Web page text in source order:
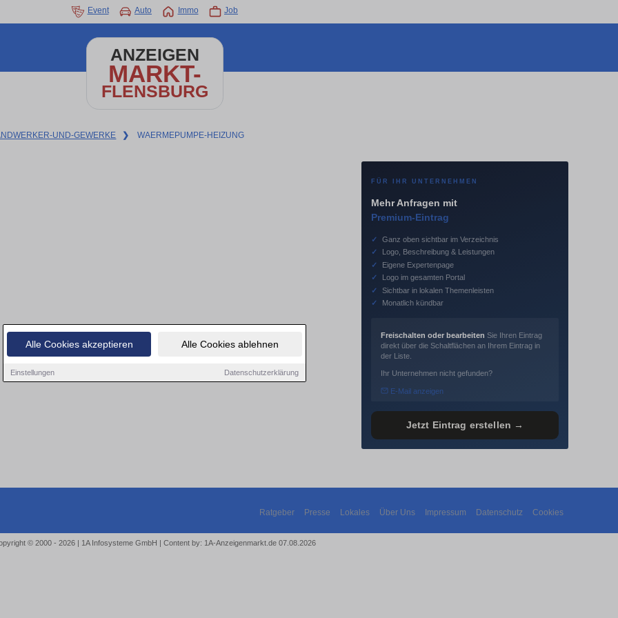
Alle Cookies akzeptieren Alle Cookies ablehnen
Einstellungen Datenschutzerklärung
Event Auto Immo Job
ANZEIGEN
MARKT-
FLENSBURG
UND-GEWERKE ❯ WAERMEPUMPE-HEIZUNG
FÜR IHR UNTERNEHMEN
Mehr Anfragen mit
Premium-Eintrag
✓
Ganz oben sichtbar im Verzeichnis
✓
Logo, Beschreibung & Leistungen
✓
Eigene Expertenpage
✓
Logo im gesamten Portal
✓
Sichtbar in lokalen Themenleisten
✓
Monatlich kündbar
Freischalten oder bearbeiten Sie Ihren Eintrag
direkt über die Schaltflächen an Ihrem Eintrag in
der Liste.
Ihr Unternehmen nicht gefunden?
E-Mail anzeigen
Jetzt Eintrag erstellen →
Ratgeber Presse Lokales Über Uns Impressum Datenschutz Cookies
© 2000 - 2026 | 1A Infosysteme GmbH | Content by: 1A-Anzeigenmarkt.de 07.08.2026